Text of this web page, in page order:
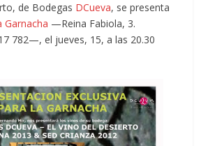
de Bodegas DCueva, se presenta
Garnacha —Reina Fabiola, 3.
782—, el jueves, 15, a las 20.30